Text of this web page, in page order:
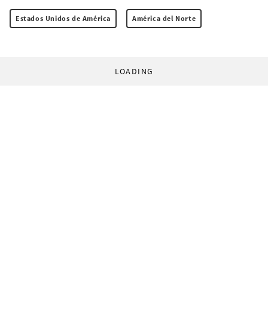
Estados Unidos de América América del Norte
LOADING